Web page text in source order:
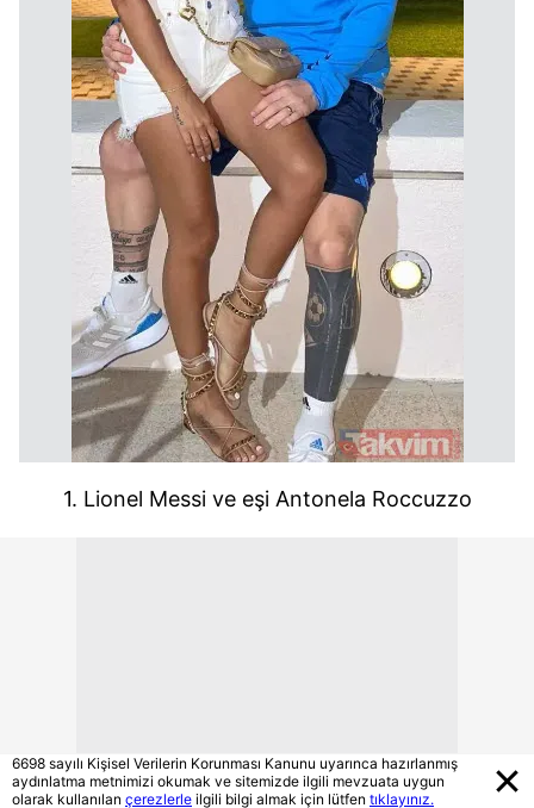
1. Lionel Messi ve eşi Antonela Roccuzzo
6698 sayılı Kişisel Verilerin Korunması Kanunu uyarınca hazırlanmış
aydınlatma metnimizi okumak ve sitemizde ilgili mevzuata uygun
olarak kullanılan çerezlerle ilgili bilgi almak için lütfen tıklayınız.